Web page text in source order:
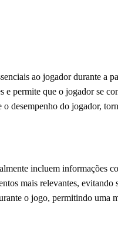
ao jogador durante a
permite que o jogador se
desempenho do jogador,
incluem informações
mais relevantes, evitando
o jogo, permitindo uma